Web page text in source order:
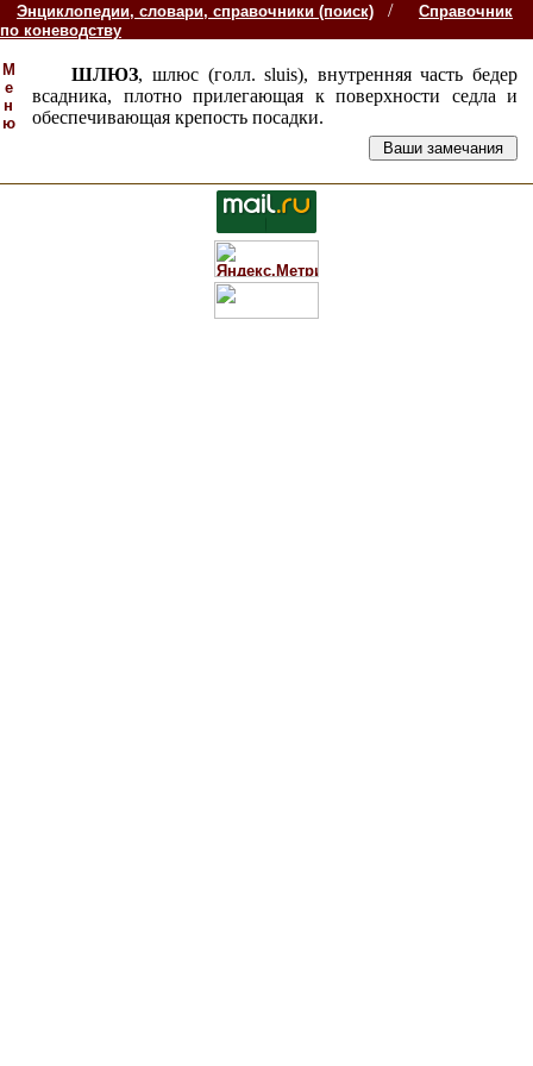
Энциклопедии, словари, справочники (поиск) /
Справочник
по коневодству
М
е
н
ю
ШЛЮЗ, шлюс (голл. sluis), внутренняя часть бедер
всадника, плотно прилегающая к поверхности седла и
обеспечивающая крепость посадки.